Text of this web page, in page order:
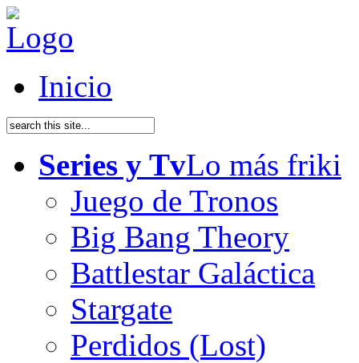
Inicio
Series y TvLo más friki
Juego de Tronos
Big Bang Theory
Battlestar Galáctica
Stargate
Perdidos (Lost)